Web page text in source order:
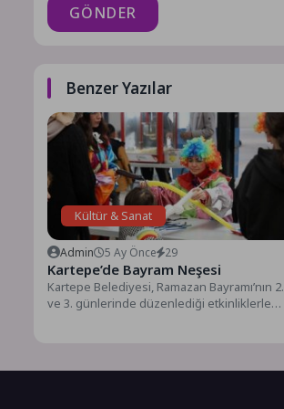
GÖNDER
Benzer Yazılar
Kültür & Sanat
Admin 5 Ay Önce 29
Kartepe’de Bayram Neşesi
Kartepe Belediyesi, Ramazan Bayramı’nın 2.
ve 3. günlerinde düzenlediği etkinliklerle